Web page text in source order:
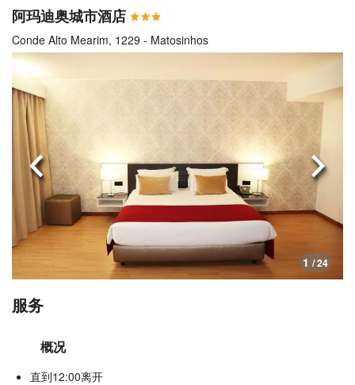
阿玛迪奥城市酒店
Conde Alto Mearim, 1229 - Matosinhos
1 / 24
上一页 下一
服务
概况
直到12:00离开